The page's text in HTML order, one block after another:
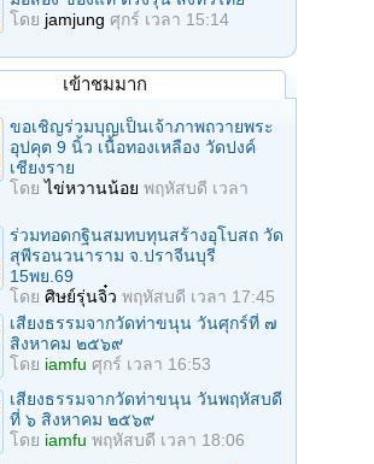
โดย jamjung ศุกร์ เวลา 15:14
เข้าชมมาก
ขอเชิญร่วมบุญเป็นเจ้าภาพถวายพระ
อุปคุต 9 นิ้ว เนื้อทองเหลือง วัดปงค์
เชียงราย
โดยไข่หวานน้อย พฤหัสบดี เวลา
ร่วมทอดกฐินสมทบทุนสร้างอุโบสถ วัด
สุพีรอนวนาราม จ.ปราจีนบุรี
15พย.69
โดย ศิษย์รุ่นจิ๋ว พฤหัสบดี เวลา 17:45
เสียงธรรมจากวัดท่าขนุน วันศุกร์ที่ ๗
สิงหาคม ๒๕๖๙
โดย iamfu ศุกร์ เวลา 16:53
เสียงธรรมจากวัดท่าขนุน วันพฤหัสบดี
ที่ ๖ สิงหาคม ๒๕๖๙
โดย iamfu พฤหัสบดี เวลา 18:06